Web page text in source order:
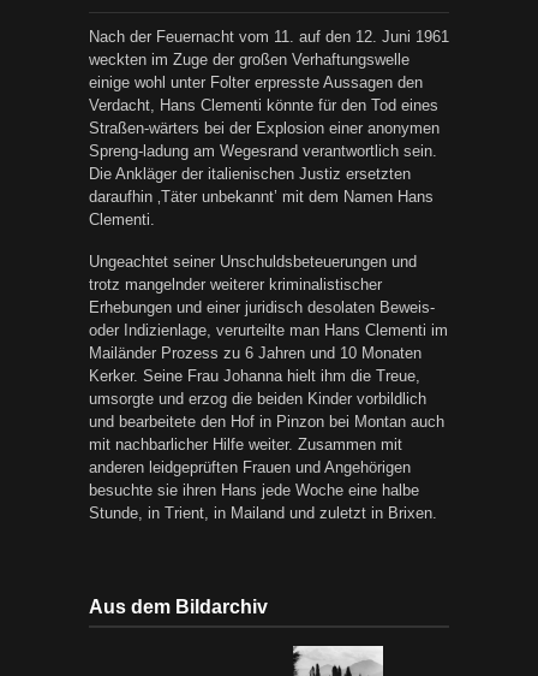
Nach der Feuernacht vom 11. auf den 12. Juni 1961
weckten im Zuge der großen Verhaftungswelle
einige wohl unter Folter erpresste Aussagen den
Verdacht, Hans Clementi könnte für den Tod eines
Straßen-wärters bei der Explosion einer anonymen
Spreng-ladung am Wegesrand verantwortlich sein.
Die Ankläger der italienischen Justiz ersetzten
daraufhin ‚Täter unbekannt’ mit dem Namen Hans
Clementi.
Ungeachtet seiner Unschuldsbeteuerungen und
trotz mangelnder weiterer kriminalistischer
Erhebungen und einer juridisch desolaten Beweis-
oder Indizienlage, verurteilte man Hans Clementi im
Mailänder Prozess zu 6 Jahren und 10 Monaten
Kerker. Seine Frau Johanna hielt ihm die Treue,
umsorgte und erzog die beiden Kinder vorbildlich
und bearbeitete den Hof in Pinzon bei Montan auch
mit nachbarlicher Hilfe weiter. Zusammen mit
anderen leidgeprüften Frauen und Angehörigen
besuchte sie ihren Hans jede Woche eine halbe
Stunde, in Trient, in Mailand und zuletzt in Brixen.
Aus dem Bildarchiv